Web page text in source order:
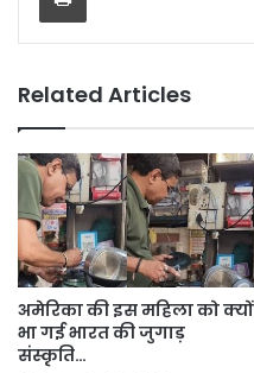
Related Articles
अमेरिका की इस महिला को क्यों
भा गई भारत की जुगाड़
संस्कृति…